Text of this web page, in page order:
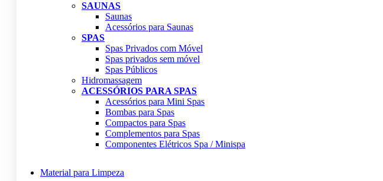
SAUNAS
Saunas
Acessórios para Saunas
SPAS
Spas Privados com Móvel
Spas privados sem móvel
Spas Públicos
Hidromassagem
ACESSÓRIOS PARA SPAS
Acessórios para Mini Spas
Bombas para Spas
Compactos para Spas
Complementos para Spas
Componentes Elétricos Spa / Minispa
Material para Limpeza